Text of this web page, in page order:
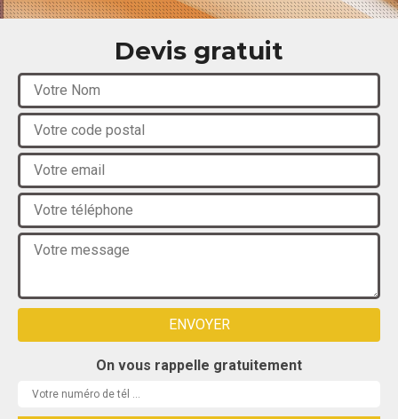
Devis gratuit
On vous rappelle gratuitement